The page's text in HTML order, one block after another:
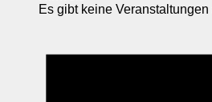
Es gibt keine Veranstaltungen